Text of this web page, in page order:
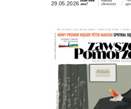
29.05.2026